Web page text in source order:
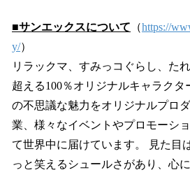
■サンエックスについて （https://
y/）
リラックマ、すみっコぐらし、た
超える100％オリジナルキャラク
の不思議な魅力をオリジナルプロ
業、様々なイベントやプロモーシ
て世界中に届けています。 見た目
っと笑えるシュールさがあり、心